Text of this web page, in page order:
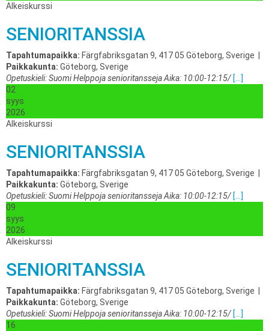
Alkeiskurssi
SENIORITANSSIA
Tapahtumapaikka: Färgfabriksgatan 9, 417 05 Göteborg, Sverige
Paikkakunta: Göteborg, Sverige
Opetuskieli: Suomi Helppoja senioritansseja Aika: 10:00-12:15/ [...]
02
syys
2026
Alkeiskurssi
SENIORITANSSIA
Tapahtumapaikka: Färgfabriksgatan 9, 417 05 Göteborg, Sverige
Paikkakunta: Göteborg, Sverige
Opetuskieli: Suomi Helppoja senioritansseja Aika: 10:00-12:15/ [...]
09
syys
2026
Alkeiskurssi
SENIORITANSSIA
Tapahtumapaikka: Färgfabriksgatan 9, 417 05 Göteborg, Sverige
Paikkakunta: Göteborg, Sverige
Opetuskieli: Suomi Helppoja senioritansseja Aika: 10:00-12:15/ [...]
16